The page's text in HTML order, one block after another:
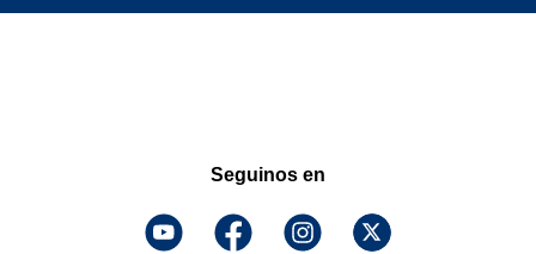
Seguinos en